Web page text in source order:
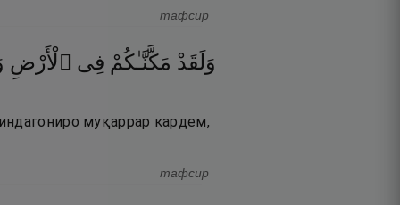
тафсир
وَلَقَدْ مَكَّنَّـٰكُمْ فِى ٱلْأَرْضِ
муқаррар кардем,
тафсир